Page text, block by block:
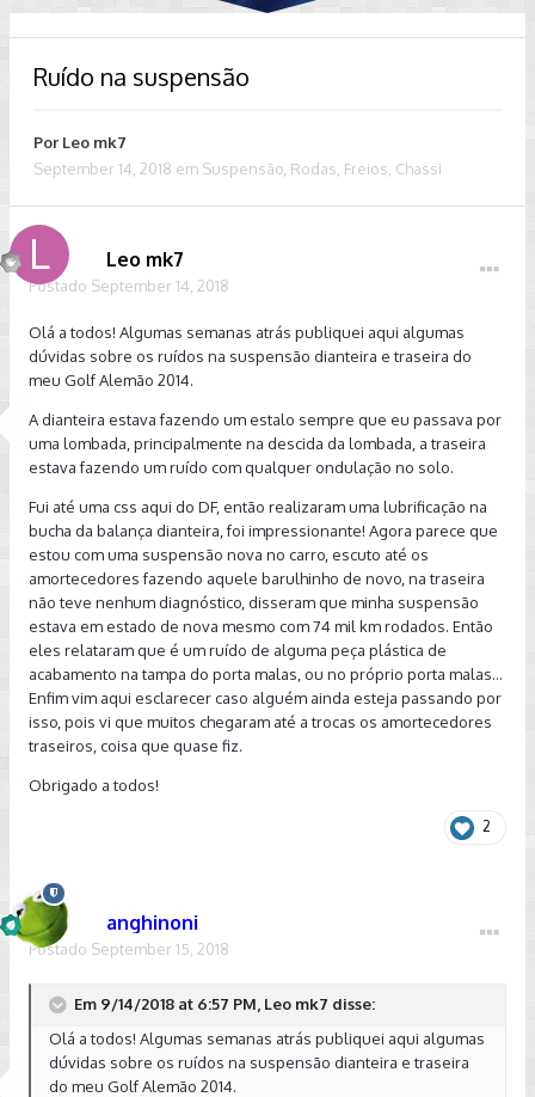
Ruído na suspensão
Por Leo mk7
September 14, 2018 em Suspensão, Rodas, Freios, Chassi
Leo mk7
Postado September 14, 2018
Olá a todos! Algumas semanas atrás publiquei aqui algumas
dúvidas sobre os ruídos na suspensão dianteira e traseira do
meu Golf Alemão 2014.
A dianteira estava fazendo um estalo sempre que eu passava por
uma lombada, principalmente na descida da lombada, a traseira
estava fazendo um ruído com qualquer ondulação no solo.
Fui até uma css aqui do DF, então realizaram uma lubrificação na
bucha da balança dianteira, foi impressionante! Agora parece que
estou com uma suspensão nova no carro, escuto até os
amortecedores fazendo aquele barulhinho de novo, na traseira
não teve nenhum diagnóstico, disseram que minha suspensão
estava em estado de nova mesmo com 74 mil km rodados. Então
eles relataram que é um ruído de alguma peça plástica de
acabamento na tampa do porta malas, ou no próprio porta malas...
Enfim vim aqui esclarecer caso alguém ainda esteja passando por
isso, pois vi que muitos chegaram até a trocas os amortecedores
traseiros, coisa que quase fiz.
Obrigado a todos!
2
anghinoni
Postado September 15, 2018
Em 9/14/2018 at 6:57 PM, Leo mk7 disse:
Olá a todos! Algumas semanas atrás publiquei aqui algumas
dúvidas sobre os ruídos na suspensão dianteira e traseira
do meu Golf Alemão 2014.